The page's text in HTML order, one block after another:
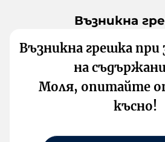
Възникна
Възникна грешка
на
Моля, опитайте
късно!